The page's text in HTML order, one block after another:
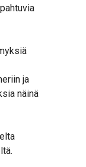
ja
näinä